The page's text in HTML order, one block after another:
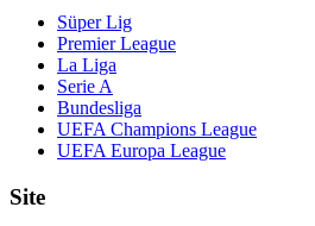
Süper Lig
Premier League
La Liga
Serie A
Bundesliga
UEFA Champions League
UEFA Europa League
Site